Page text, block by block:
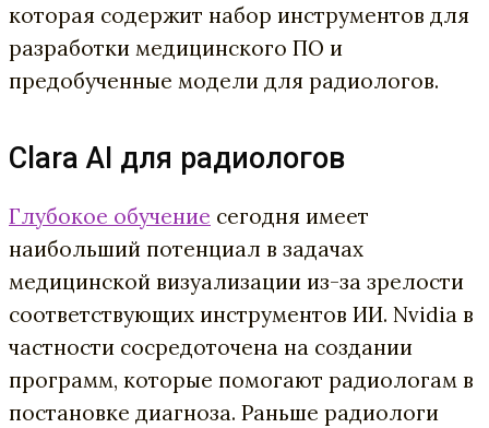
которая содержит набор инструментов для
разработки медицинского ПО и
предобученные модели для радиологов.
Clara AI для радиологов
Глубокое обучение сегодня имеет
наибольший потенциал в задачах
медицинской визуализации из-за зрелости
соответствующих инструментов ИИ. Nvidia в
частности сосредоточена на создании
программ, которые помогают радиологам в
постановке диагноза. Раньше радиологи